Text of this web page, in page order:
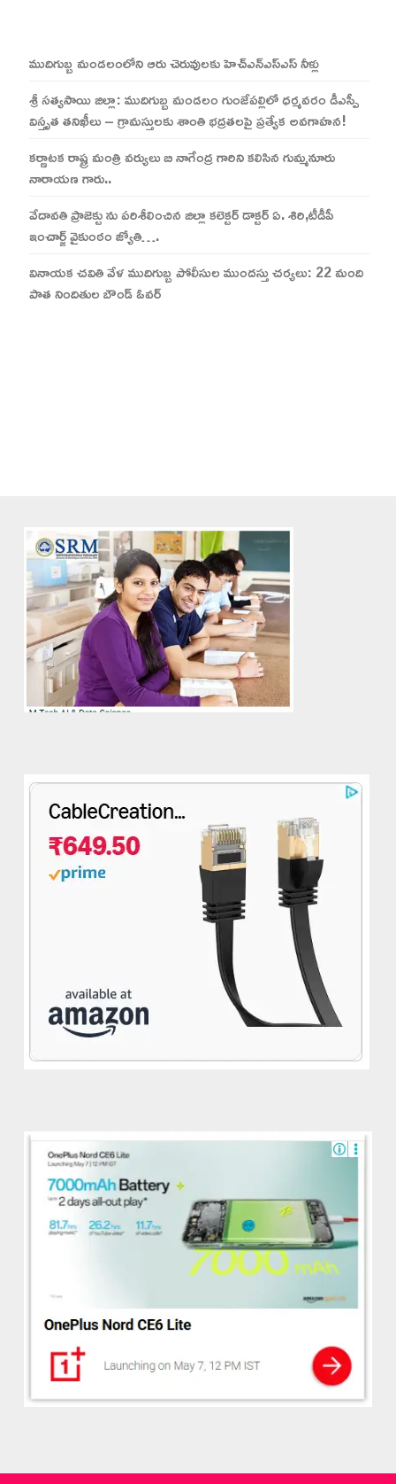
ముదిగుబ్బ మండలంలోని ఆరు చెరువులకు హెచ్ఎన్ఎస్ఎస్ నీళ్లు
శ్రీ సత్యసాయి జిల్లా: ముదిగుబ్బ మండలం గుంజేపల్లిలో ధర్మవరం డీఎస్పీ
విస్తృత తనిఖీలు – గ్రామస్తులకు శాంతి భద్రతలపై ప్రత్యేక అవగాహన!
కర్ణాటక రాష్ట్ర మంత్రి వర్యులు బి నాగేంద్ర గారిని కలిసిన గుమ్మనూరు
నారాయణ గారు..
వేదావతి ప్రాజెక్టు ను పరిశీలించిన జిల్లా కలెక్టర్ డాక్టర్ ఏ. శిరి,టీడీపీ
ఇంచార్జ్ వైకుంఠం జ్యోతి….
వినాయక చవితి వేళ ముదిగుబ్బ పోలీసుల ముందస్తు చర్యలు: 22 మంది
పాత నిందితుల బౌండ్ ఓవర్